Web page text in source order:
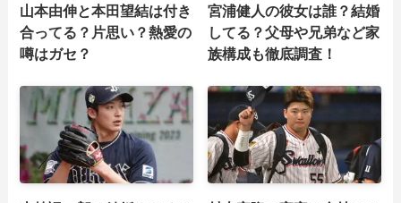
山本由伸と本田望結は付き
合ってる？片思い？熱愛の
噂はガセ？
宮浦健人の彼女は誰？結婚
してる？父母や兄弟など家
族構成も徹底調査！